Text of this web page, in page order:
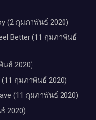
(2 กุมภาพันธ์ 2020)
Better (11 กุมภาพันธ์
นธ์ 2020)
(11 กุมภาพันธ์ 2020)
(11 กุมภาพันธ์ 2020)
2020)